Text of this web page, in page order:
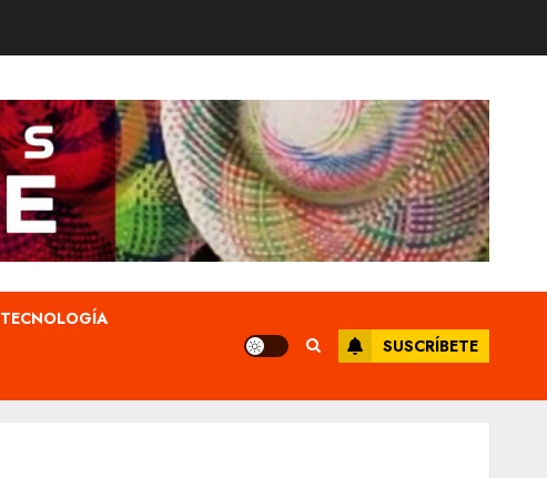
TECNOLOGÍA
SUSCRÍBETE